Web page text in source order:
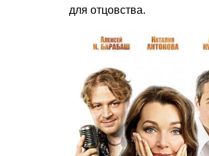
для отцовства.